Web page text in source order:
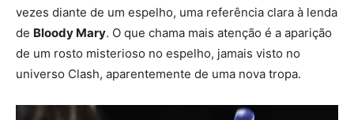
vezes diante de um espelho, uma referência clara à lenda
de Bloody Mary. O que chama mais atenção é a aparição
de um rosto misterioso no espelho, jamais visto no
universo Clash, aparentemente de uma nova tropa.